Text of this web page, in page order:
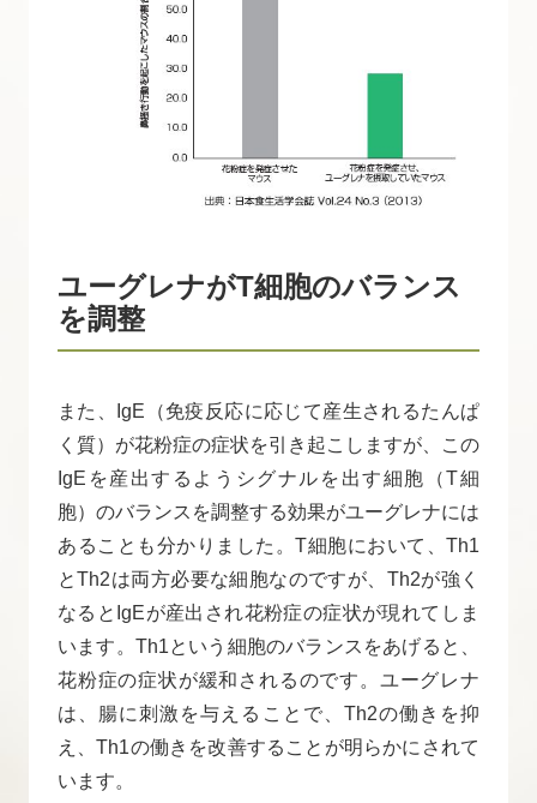
ユーグレナがT細胞のバランス
を調整
また、IgE（免疫反応に応じて産生されるたんぱ
く質）が花粉症の症状を引き起こしますが、この
IgEを産出するようシグナルを出す細胞（T細
胞）のバランスを調整する効果がユーグレナには
あることも分かりました。T細胞において、Th1
とTh2は両方必要な細胞なのですが、Th2が強く
なるとIgEが産出され花粉症の症状が現れてしま
います。Th1という細胞のバランスをあげると、
花粉症の症状が緩和されるのです。ユーグレナ
は、腸に刺激を与えることで、Th2の働きを抑
え、Th1の働きを改善することが明らかにされて
います。